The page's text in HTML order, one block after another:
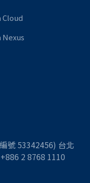
Cloud
Nexus
號 53342456) 台北
2 8768 1110